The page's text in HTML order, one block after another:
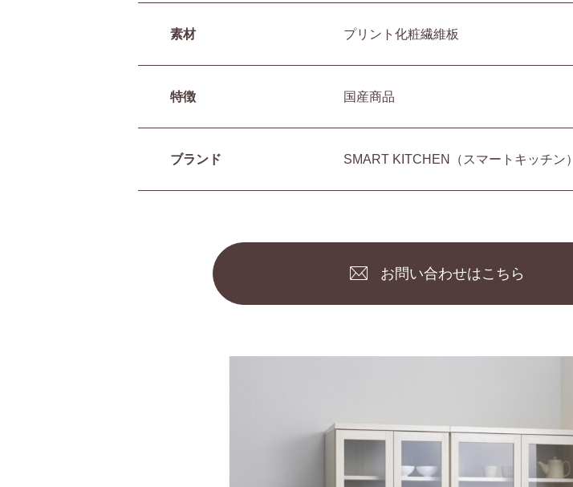
素材 プリント化粧繊維板
特徴 国産商品
ブランド SMART KITCHEN（スマートキッチン）
お問い合わせはこちら